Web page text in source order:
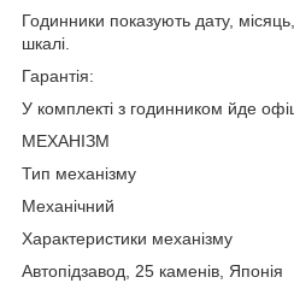
Годинники показують дату,
шкалі.
Гарантія:
У комплекті з годинником йде
МЕХАНІЗМ
Тип механізму
Механічний
Характеристики механізму
Автопідзавод, 25 каменів, Японія